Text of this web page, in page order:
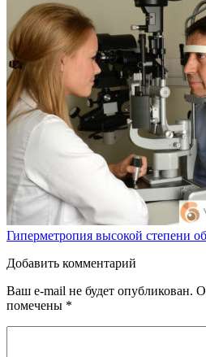
Гиперметропия высокой степени
Добавить комментарий
Ваш e-mail не будет опубликован.
помечены *